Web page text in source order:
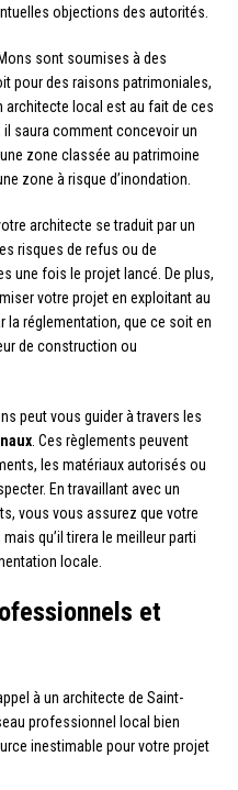
objections des autorités.
sont soumises à des
pour des raisons patrimoniales,
architecte local est au fait de ces
saura comment concevoir un
zone classée au patrimoine
zone à risque d’inondation.
architecte se traduit par un
risques de refus ou de
une fois le projet lancé. De plus,
votre projet en exploitant au
réglementation, que ce soit en
de construction ou
peut vous guider à travers les
. Ces règlements peuvent
les matériaux autorisés ou
En travaillant avec un
vous vous assurez que votre
qu’il tirera le meilleur parti
locale.
et
à un architecte de Saint-
professionnel local bien
inestimable pour votre projet